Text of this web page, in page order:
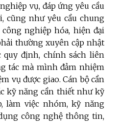
vụ, đáp ứng yêu cầu
cũng như yêu cầu chung
nghiệp hóa, hiện đại
thường xuyên cập nhật
quy định, chính sách liên
tác mà mình đảm nhiệm
vụ được giao. Cán bộ cần
kỹ năng cần thiết như kỹ
làm việc nhóm, kỹ năng
công nghệ thông tin,